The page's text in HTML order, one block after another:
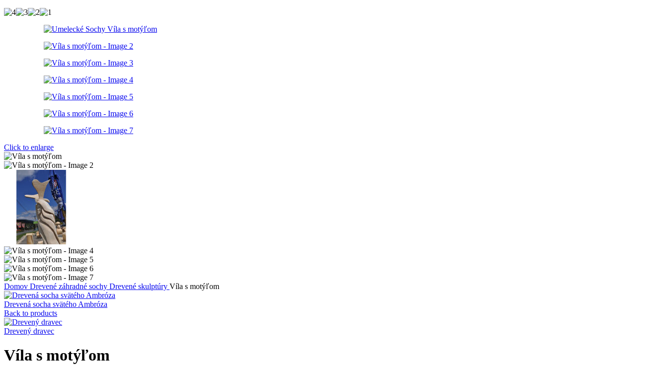
Click to enlarge
Domov Drevené záhradné sochy Drevené skulptúry Víla s motýľom
Drevená socha svätého Ambróza
Back to products
Drevený dravec
Víla s motýľom